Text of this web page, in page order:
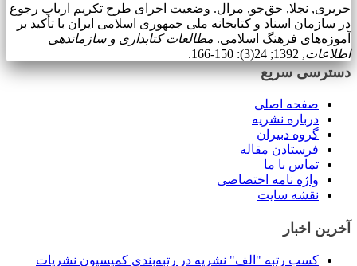
حریری, نجلا, حق‌جو, مرال. وضعیت اجرای طرح تکریم ارباب رجوع
در سازمان اسناد و کتابخانه ملی جمهوری اسلامی ایران با تأکید بر
آموزه‌‌های فرهنگ اسلامی. مطالعات کتابداری و سازماندهی
اطلاعات, 1392; 24(3): 150-166.
دسترسی سریع
صفحه اصلی
درباره نشریه
گروه دبیران
فرستادن مقاله
تماس با ما
واژه نامه اختصاصی
نقشه سایت
آخرین اخبار
کسب رتبه "الف" نشریه در رتبه‌بندی کمیسیون نشریات